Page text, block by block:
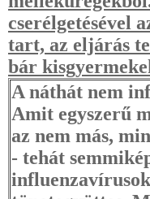
cserélgetésével
tart, az eljárás
bár
A náthát nem
Amit egyszerű
az nem más,
- tehát